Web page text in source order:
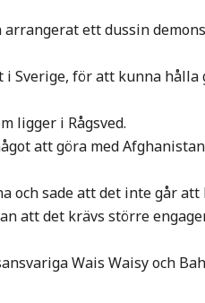
arrangerat ett dussin
Sverige, för att kunna hålla
ligger i Rågsved.
att göra med
och sade att det inte går att
att det krävs större
Wais Waisy och